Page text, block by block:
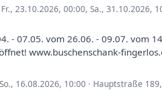
Fr., 23.10.2026, 00:00, Sa., 31.10.2026,
- 07.05. vom 26.06. - 09.07. vom
www.buschenschank-
So., 16.08.2026, 10:00 · Hauptstraße